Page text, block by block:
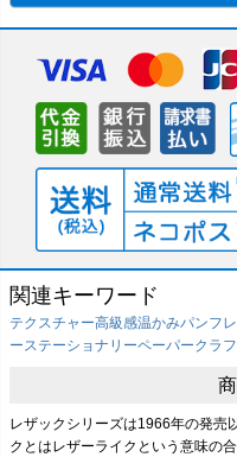
関連キーワード
テクスチャー高級感温かみパンフ
ーステーショナリーペーパークラフ
レザックシリーズは1966年の発売
クとはレザーライクという意味の